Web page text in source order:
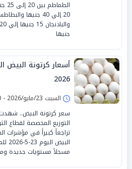
جنيها
2026
السبت 23/مايو/2026 - 10:00 ص
سعر كرتونة البيض.. شهدت
التوزيع المخصصة لقطاع
تراجعاً كبيراً في مؤشرات
مسجلاً مستويات جديدة